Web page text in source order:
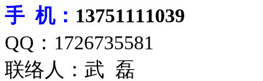
手 机： 13751111039
QQ：1726735581
联络人：武 磊